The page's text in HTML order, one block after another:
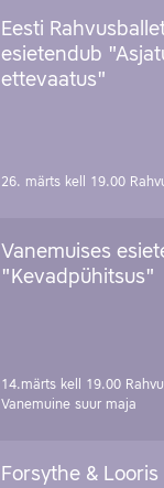
Eesti
esietendub
ettevaatus"
26. märts kell 19.00
Vanemuises
"Kevadpühitsus"
14.märts kell 19.00
Vanemuine suur maja
Forsythe & Looris